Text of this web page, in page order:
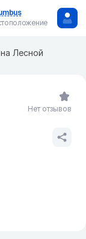
Лесной
Нет отзывов